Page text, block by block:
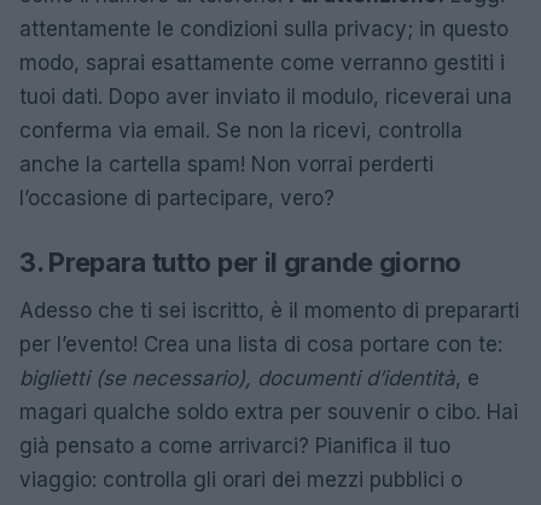
attentamente le condizioni sulla privacy; in questo
modo, saprai esattamente come verranno gestiti i
tuoi dati. Dopo aver inviato il modulo, riceverai una
conferma via email. Se non la ricevi, controlla
anche la cartella spam! Non vorrai perderti
l’occasione di partecipare, vero?
3. Prepara tutto per il grande giorno
Adesso che ti sei iscritto, è il momento di prepararti
per l’evento! Crea una lista di cosa portare con te:
biglietti (se necessario), documenti d’identità, e
magari qualche soldo extra per souvenir o cibo. Hai
già pensato a come arrivarci? Pianifica il tuo
viaggio: controlla gli orari dei mezzi pubblici o